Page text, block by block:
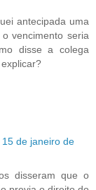
antecipada uma
vencimento seria
disse a colega
15 de janeiro de
disseram que o